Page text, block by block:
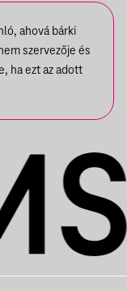
ahová bárki
szervezője és
ha ezt az adott